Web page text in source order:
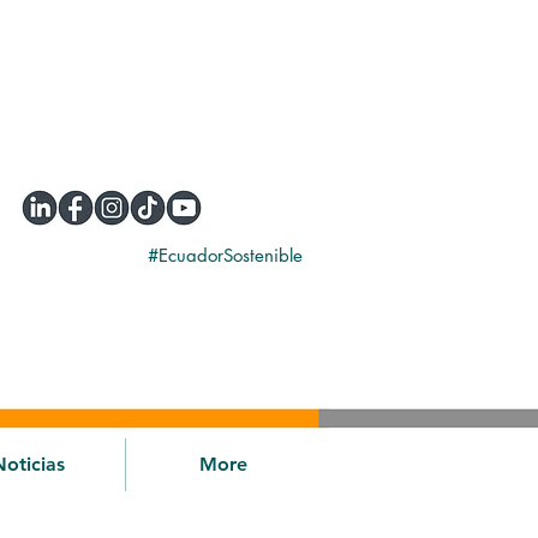
#EcuadorSostenible
More